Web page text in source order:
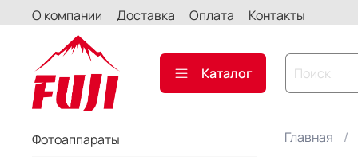
О компании Доставка Оплата Контакты
Каталог
Главная
Фотоаппараты